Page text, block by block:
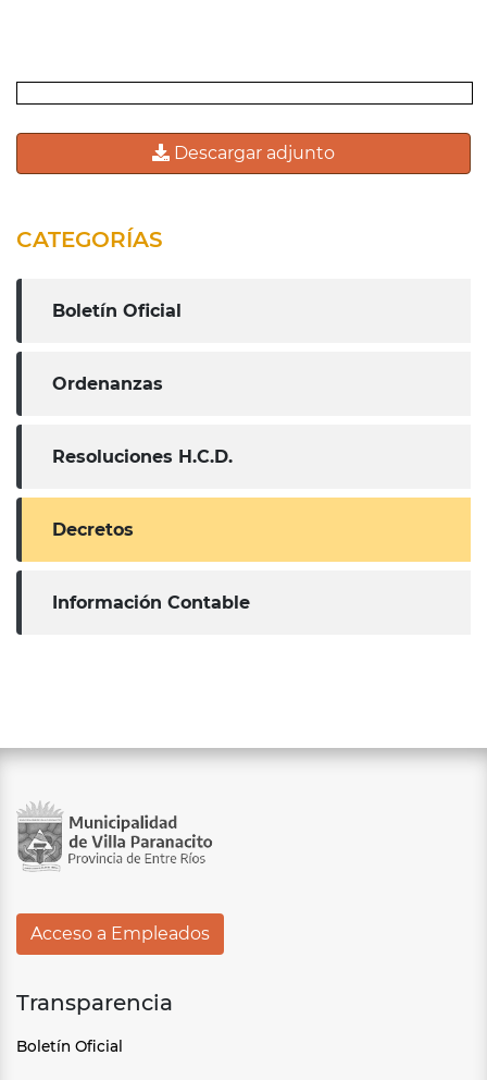
Descargar adjunto
CATEGORÍAS
Boletín Oficial
Ordenanzas
Resoluciones H.C.D.
Decretos
Información Contable
Acceso a Empleados
Transparencia
Boletín Oficial